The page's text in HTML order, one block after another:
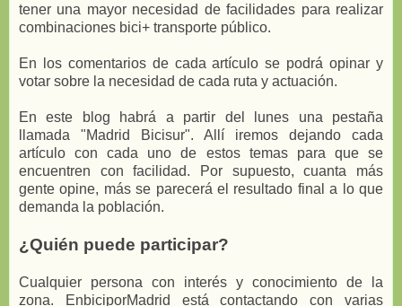
tener una mayor necesidad de facilidades para realizar
combinaciones bici+ transporte público.
En los comentarios de cada artículo se podrá opinar y
votar sobre la necesidad de cada ruta y actuación.
En este blog habrá a partir del lunes una pestaña
llamada "Madrid Bicisur". Allí iremos dejando cada
artículo con cada uno de estos temas para que se
encuentren con facilidad. Por supuesto, cuanta más
gente opine, más se parecerá el resultado final a lo que
demanda la población.
¿Quién puede participar?
Cualquier persona con interés y conocimiento de la
zona. EnbiciporMadrid está contactando con varias